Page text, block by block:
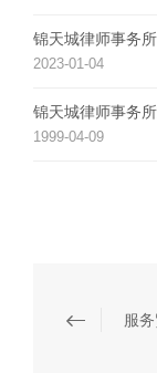
锦天城律师事务
2023-01-04
锦天城律师事务
1999-04-09
服